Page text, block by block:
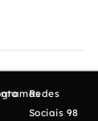
Redes
Sociais 98